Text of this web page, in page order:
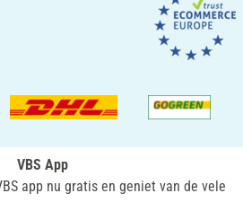
VBS App
app nu gratis en geniet van de vele